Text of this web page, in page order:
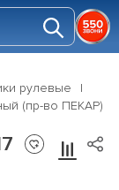
рулевые
(пр-во ПЕКАР)